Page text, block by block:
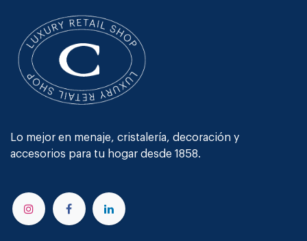
Lo mejor en menaje, cristalería, decoración y
accesorios para tu hogar desde 1858.